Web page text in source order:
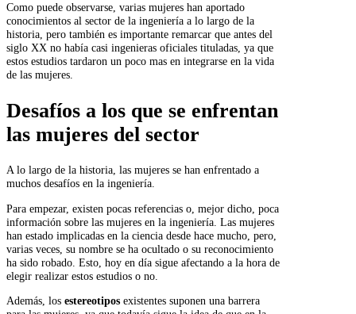
Como puede observarse, varias mujeres han aportado
conocimientos al sector de la ingeniería a lo largo de la
historia, pero también es importante remarcar que antes del
siglo XX no había casi ingenieras oficiales tituladas, ya que
estos estudios tardaron un poco mas en integrarse en la vida
de las mujeres.
Desafíos a los que se enfrentan
las mujeres del sector
A lo largo de la historia, las mujeres se han enfrentado a
muchos desafíos en la ingeniería.
Para empezar, existen pocas referencias o, mejor dicho, poca
información sobre las mujeres en la ingeniería. Las mujeres
han estado implicadas en la ciencia desde hace mucho, pero,
varias veces, su nombre se ha ocultado o su reconocimiento
ha sido robado. Esto, hoy en día sigue afectando a la hora de
elegir realizar estos estudios o no.
Además, los estereotipos existentes suponen una barrera